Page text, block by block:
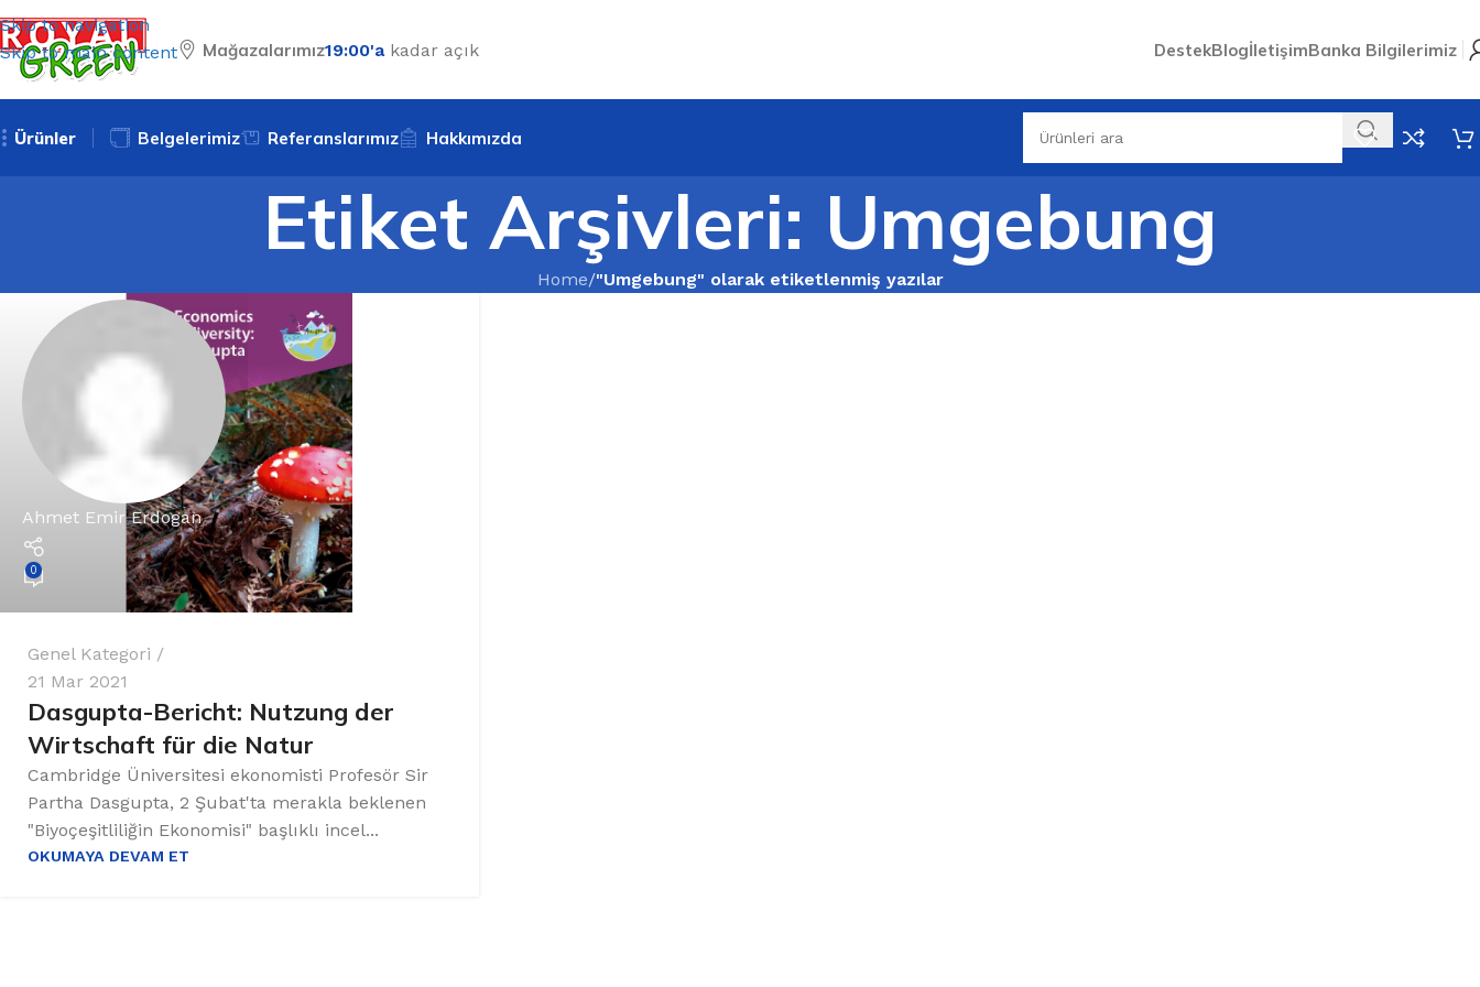
Skip to navigation
Skip to main content
Mağazalarımız19:00'a kadar açık DestekBlogİletişimBanka Bilgilerimiz
Ürünler Belgelerimiz Referanslarımız Hakkımızda
Etiket Arşivleri: Umgebung
Home/"Umgebung" olarak etiketlenmiş yazılar
Ahmet Emir Erdogan
0
Genel Kategori
21 Mar 2021
Dasgupta-Bericht: Nutzung der
Wirtschaft für die Natur
Cambridge Üniversitesi ekonomisti Profesör Sir
Partha Dasgupta, 2 Şubat'ta merakla beklenen
"Biyoçeşitliliğin Ekonomisi" başlıklı incel...
OKUMAYA DEVAM ET